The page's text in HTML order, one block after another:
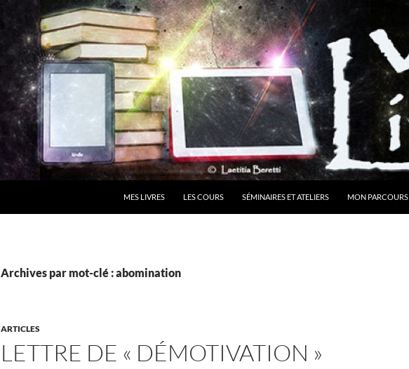
MES LIVRES LES COURS SÉMINAIRES ET ATELIERS MON PARCOURS
Archives par mot-clé : abomination
ARTICLES
LETTRE DE « DÉMOTIVATION »